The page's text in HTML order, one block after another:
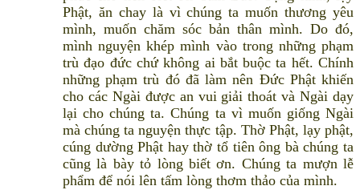
Phật, ăn chay là vì chúng ta muốn thương yêu
mình, muốn chăm sóc bản thân mình. Do đó,
mình nguyện khép mình vào trong những phạm
trù đạo đức chứ không ai bắt buộc ta hết. Chính
những phạm trù đó đã làm nên Đức Phật khiến
cho các Ngài được an vui giải thoát và Ngài dạy
lại cho chúng ta. Chúng ta vì muốn giống Ngài
mà chúng ta nguyện thực tập. Thờ Phật, lạy phật,
cúng dường Phật hay thờ tổ tiên ông bà chúng ta
cũng là bày tỏ lòng biết ơn. Chúng ta mượn lễ
phẩm để nói lên tấm lòng thơm thảo của mình.